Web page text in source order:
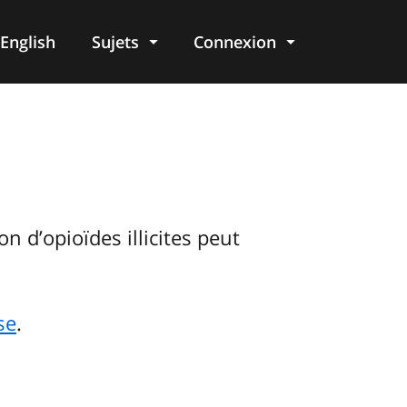
English Sujets Connexion
d’opioïdes illicites peut
.